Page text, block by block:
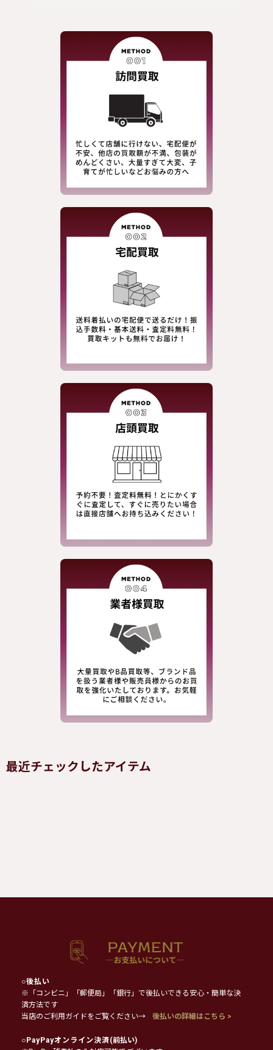
最近チェックしたアイテム
○後払い
※「コンビニ」「郵便局」「銀行」で後払いできる安心・簡単な決
済方法です
当店のご利用ガイドをご覧ください→
後払いの詳細はこちら >
○PayPayオンライン決済(前払い)